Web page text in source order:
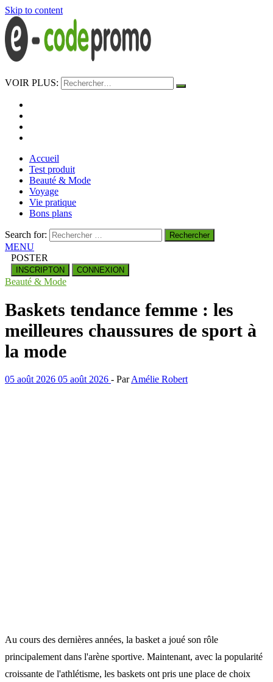
Skip to content
e-codepromo
https://e-codepromo.fr
VOIR PLUS:
Accueil
Test produit
Beauté & Mode
Voyage
Vie pratique
Bons plans
Search for:
MENU
POSTER
INSCRIPTON CONNEXION
Beauté & Mode
Baskets tendance femme : les
meilleures chaussures de sport à
la mode
05 août 2026 05 août 2026 - ParAmélie Robert
Au cours des dernières années, la basket a joué son rôle
principalement dans l'arène sportive. Maintenant, avec la popularité
croissante de l'athlétisme, les baskets ont pris une place de choix